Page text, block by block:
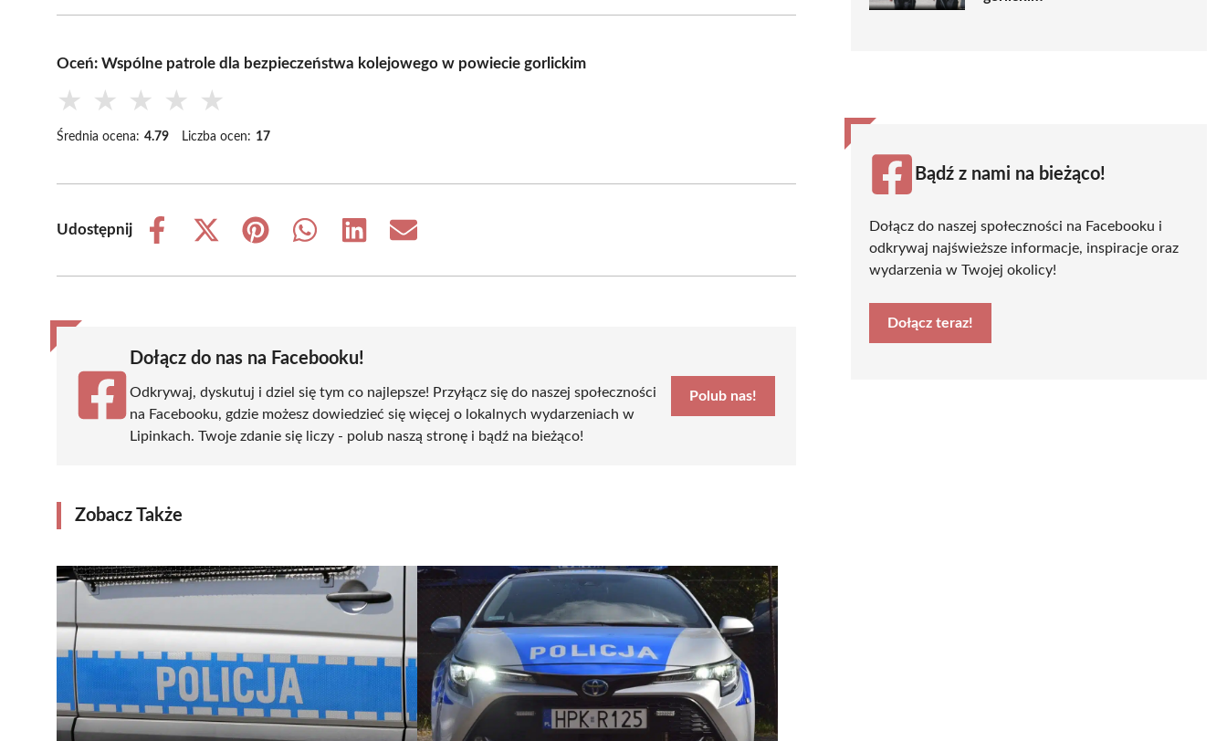
Oceń: Wspólne patrole dla bezpieczeństwa kolejowego w powiecie gorlickim
★ ★ ★ ★ ★
Średnia ocena: 4.79 Liczba ocen: 17
Udostępnij
Share
Share
(Twitter)
Share
Share
Share
Share
Dołącz do nas na Facebooku!
Odkrywaj, dyskutuj i dziel się tym co najlepsze! Przyłącz się do naszej społeczności
na Facebooku, gdzie możesz dowiedzieć się więcej o lokalnych wydarzeniach w
Lipinkach. Twoje zdanie się liczy - polub naszą stronę i bądź na bieżąco!
Polub nas!
Zobacz Także
Bądź z nami na bieżąco!
Dołącz do naszej społeczności na Facebooku i
odkrywaj najświeższe informacje, inspiracje oraz
wydarzenia w Twojej okolicy!
Dołącz teraz!